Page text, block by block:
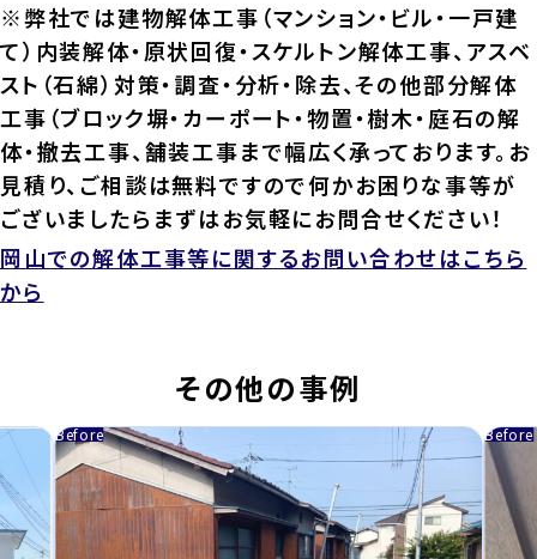
※弊社では建物解体工事（マンション・ビル・一戸建
て）内装解体・原状回復・スケルトン解体工事、アスベ
スト（石綿）対策・調査・分析・除去、その他部分解体
工事（ブロック塀・カーポート・物置・樹木・庭石の解
体・撤去工事、舗装工事まで幅広く承っております。お
見積り、ご相談は無料ですので何かお困りな事等が
ございましたらまずはお気軽にお問合せください！
岡山での解体工事等に関するお問い合わせはこちら
から
その他の事例